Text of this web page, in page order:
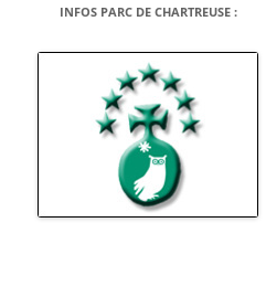
INFOS PARC DE CHARTREUSE :